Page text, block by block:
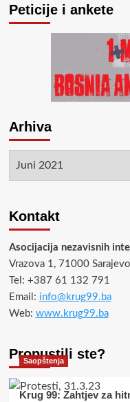
konstitutivnosti”
totalitarizma
Peticije i ankete
Arhiva
Kontakt
Asocijacija nezavisnih
Vrazova 1, 71000
Tel: +387 61 132 791
Email: info@krug99.ba
Web: www.krug99.ba
Propustili ste?
Saopštenja
Krug 99: Zahtjev za